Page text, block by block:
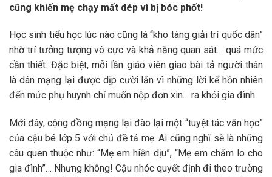
cũng khiến mẹ chạy mất dép vì bị bóc phốt!
Học sinh tiểu học lúc nào cũng là “kho tàng giải trí quốc dân”
nhờ trí tưởng tượng vô cực và khả năng quan sát… quá mức
cần thiết. Đặc biệt, mỗi lần giáo viên giao bài tả người thân
là dân mạng lại được dịp cười lăn vì những lời kể hồn nhiên
đến mức phụ huynh chỉ muốn nộp đơn xin… ra khỏi gia đình.
Mới đây, cộng đồng mạng lại đào lại một “tuyệt tác văn học”
của cậu bé lớp 5 với chủ đề tả mẹ. Ai cũng nghĩ sẽ là những
câu quen thuộc như: “Mẹ em hiền dịu”, “Mẹ em chăm lo cho
gia đình”… Nhưng không! Cậu nhóc quyết định đi theo trường